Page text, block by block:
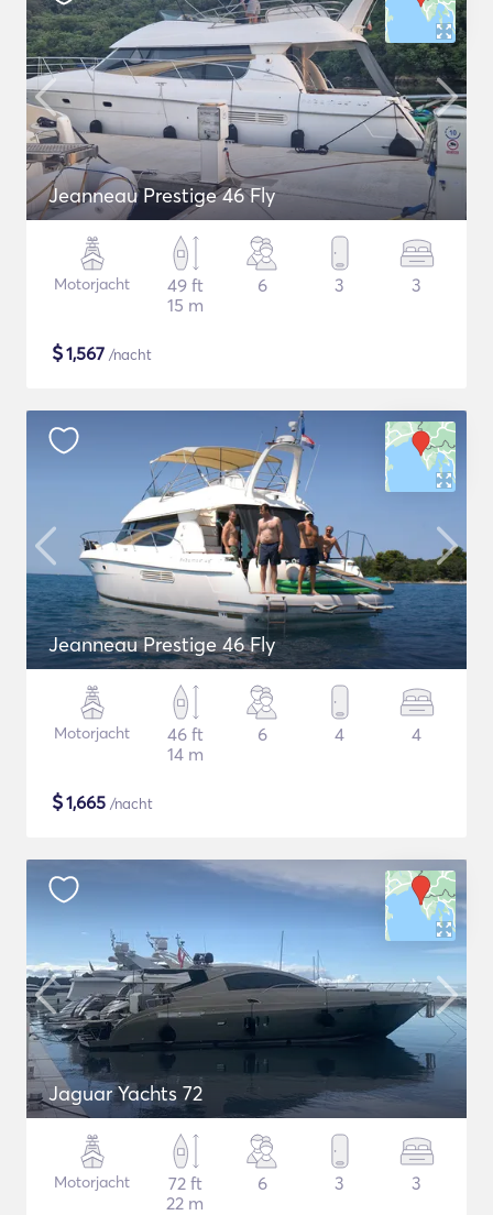
Jeanneau Prestige 46 Fly
Motorjacht
49 ft
15 m
6 3 3
$1,567 /nacht
Jeanneau Prestige 46 Fly
Motorjacht
46 ft
14 m
6 4 4
$1,665 /nacht
Jaguar Yachts 72
Motorjacht
72 ft
22 m
6 3 3